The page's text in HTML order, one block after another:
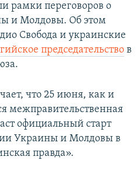
рамки переговоров о
и Молдовы. Об этом
Свобода и украинские
председательство в
что 25 июня, как и
межправительственная
официальный старт
Украины и Молдовы в
правда».